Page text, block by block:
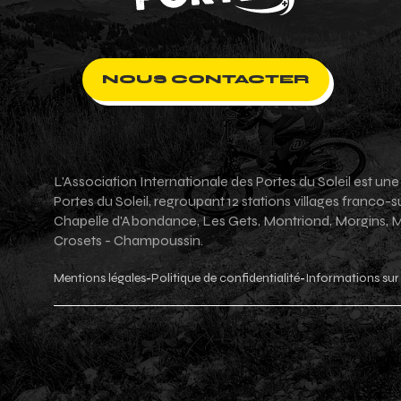
NOUS CONTACTER
L'Association Internationale des Portes du Soleil est
Portes du Soleil, regroupant 12 stations villages franco-
Chapelle d'Abondance, Les Gets, Montriond, Morgins,
Crosets - Champoussin.
Mentions légales-Politique de confidentialité-Informations sur